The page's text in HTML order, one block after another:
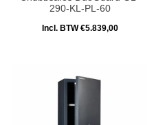
290-KL-PL-60
Incl. BTW €5.839,00